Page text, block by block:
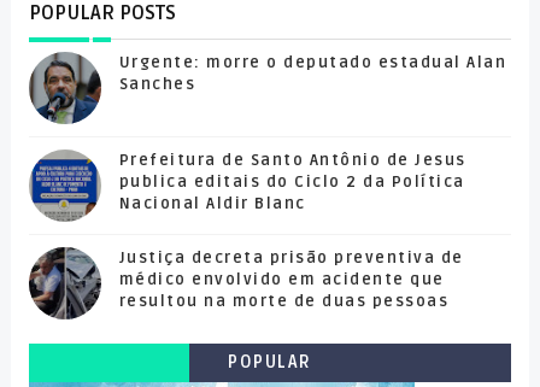
POPULAR POSTS
Urgente: morre o deputado estadual Alan
Sanches
Prefeitura de Santo Antônio de Jesus
publica editais do Ciclo 2 da Política
Nacional Aldir Blanc
Justiça decreta prisão preventiva de
médico envolvido em acidente que
resultou na morte de duas pessoas
POPULAR